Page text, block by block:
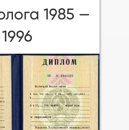
1985 —
1996